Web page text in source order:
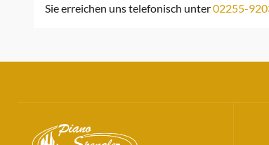
Sie erreichen uns telefonisch unter02255-